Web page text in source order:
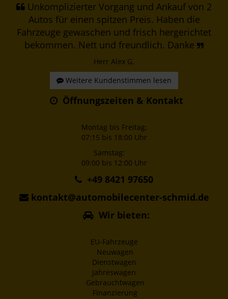
Unkomplizierter Vorgang und Ankauf von 2
Autos für einen spitzen Preis. Haben die
Fahrzeuge gewaschen und frisch hergerichtet
bekommen. Nett und freundlich. Danke
Herr Alex G.
Weitere Kundenstimmen lesen
Öffnungszeiten & Kontakt
Montag bis Freitag:
07:15 bis 18:00 Uhr
Samstag:
09:00 bis 12:00 Uhr
+49 8421 97650
kontakt@automobilecenter-schmid.de
Wir bieten:
EU-Fahrzeuge
Neuwagen
Dienstwagen
Jahreswagen
Gebrauchtwagen
Finanzierung